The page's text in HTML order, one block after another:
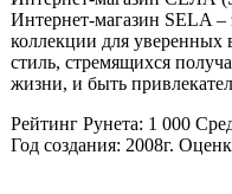
Интернет-магазин SELA
коллекции для
стиль, стремящихся
жизни, и быть
Рейтинг Рунета: 1 000
Год создания: 2008г.